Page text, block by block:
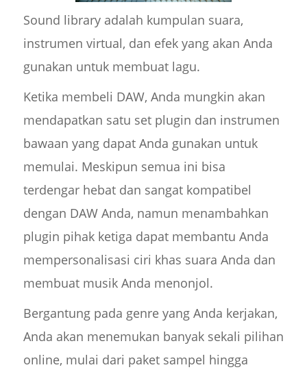
Sound library adalah kumpulan suara,
instrumen virtual, dan efek yang akan Anda
gunakan untuk membuat lagu.
Ketika membeli DAW, Anda mungkin akan
mendapatkan satu set plugin dan instrumen
bawaan yang dapat Anda gunakan untuk
memulai. Meskipun semua ini bisa
terdengar hebat dan sangat kompatibel
dengan DAW Anda, namun menambahkan
plugin pihak ketiga dapat membantu Anda
mempersonalisasi ciri khas suara Anda dan
membuat musik Anda menonjol.
Bergantung pada genre yang Anda kerjakan,
Anda akan menemukan banyak sekali pilihan
online, mulai dari paket sampel hingga